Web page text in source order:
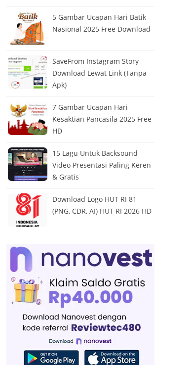
5 Gambar Ucapan Hari Batik
Nasional 2025 Free Download
SaveFrom Instagram Story
Download Lewat Link (Tanpa
Apk)
7 Gambar Ucapan Hari
Kesaktian Pancasila 2025 Free
HD
15 Lagu Untuk Backsound
Video Presentasi Paling Keren
& Gratis
Download Logo HUT RI 81
(PNG, CDR, AI) HUT RI 2026 HD